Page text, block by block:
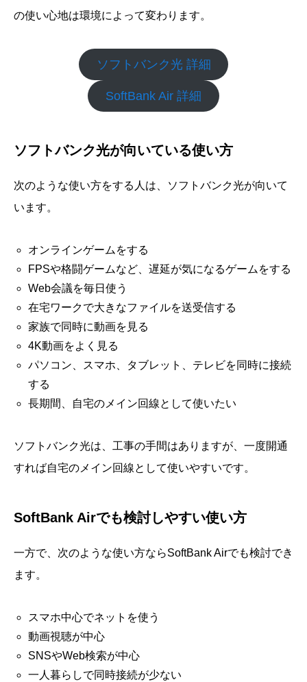
の使い心地は環境によって変わります。
ソフトバンク光 詳細
SoftBank Air 詳細
ソフトバンク光が向いている使い方
次のような使い方をする人は、ソフトバンク光が向いて
います。
オンラインゲームをする
FPSや格闘ゲームなど、遅延が気になるゲームをする
Web会議を毎日使う
在宅ワークで大きなファイルを送受信する
家族で同時に動画を見る
4K動画をよく見る
パソコン、スマホ、タブレット、テレビを同時に接続
する
長期間、自宅のメイン回線として使いたい
ソフトバンク光は、工事の手間はありますが、一度開通
すれば自宅のメイン回線として使いやすいです。
SoftBank Airでも検討しやすい使い方
一方で、次のような使い方ならSoftBank Airでも検討でき
ます。
スマホ中心でネットを使う
動画視聴が中心
SNSやWeb検索が中心
一人暮らしで同時接続が少ない